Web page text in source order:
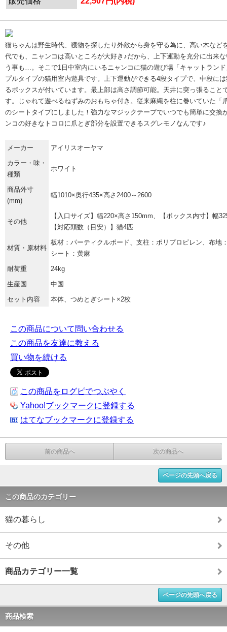
猫ちゃんは野生時代、獲物を探したり外敵から身を守る為に、高い木など
代でも、ニャンコは高いところが大好き♪だから、上下運動を充分に出来
う事も…。そこで1日中室内にいるニャンコに猫の遊び場「キャットラン
プルタイプの猫用室内遊具です。上下運動ができる4段タイプで、中段に
るボックスが付いています。最上部は高さ調節可能。天井に突っ張ること
す。じゃれて遊べるねずみのおもちゃ付き。従来麻縄を柱に巻いていた「
のシートタイプにしました！強力なマジックテープでいつでも簡単に交換
ンコの好きなトコロに爪とぎ部分を設置できるスグレモノなんです♪
メーカー
アイリスオーヤマ
カラー・味・
種類
ホワイト
商品外寸
(mm)
幅1010×奥行435×高さ2400～2600
その他
【入口サイズ】幅220×高さ150mm、【ボックス内寸】幅
【対応頭数（目安）】猫4匹
材質・原材料
板材：パーティクルボード、支柱：ポリプロピレン、布地
シート：黄麻
耐荷重
24kg
生産国
中国
セット内容
本体、つめとぎシート×2枚
この商品について問い合わせる
この商品を友達に教える
買い物を続ける
この商品をログピでつぶやく
Yahoo!ブックマークに登録する
はてなブックマークに登録する
前の商品へ 次の商品へ
ページの先頭へ戻る
この商品のカテゴリー
猫の暮らし
その他
商品カテゴリー一覧
ページの先頭へ戻る
商品検索